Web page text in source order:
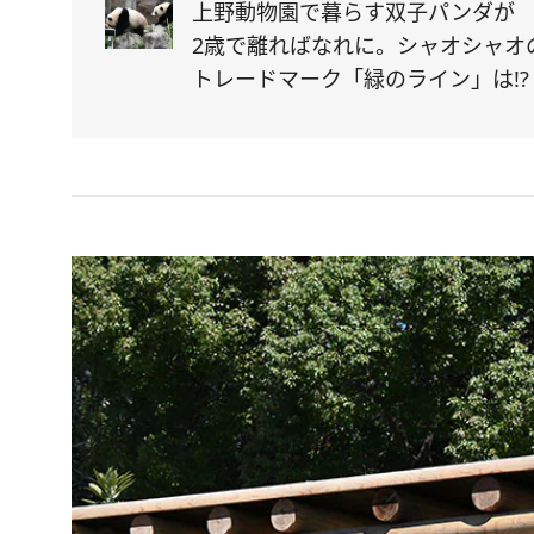
上野動物園で暮らす双子パンダが
2歳で離ればなれに。シャオシャオ
トレードマーク「緑のライン」は!?